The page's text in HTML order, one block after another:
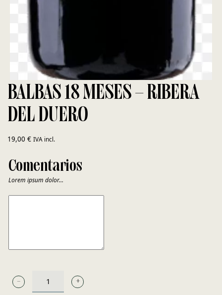
BALBAS 18 MESES – RIBERA
DEL DUERO
19,00 € IVA incl.
Comentarios
Lorem ipsum dolor…
BALBAS